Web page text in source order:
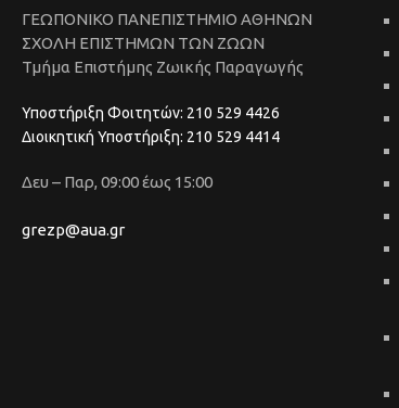
ΓΕΩΠΟΝΙΚΟ ΠΑΝΕΠΙΣΤΗΜΙΟ ΑΘΗΝΩΝ
ΣΧΟΛΗ ΕΠΙΣΤΗΜΩΝ ΤΩΝ ΖΩΩΝ
Τμήμα Επιστήμης Ζωικής Παραγωγής
Υποστήριξη Φοιτητών: 210 529 4426
Διοικητική Υποστήριξη: 210 529 4414
Δευ – Παρ, 09:00 έως 15:00
grezp@aua.gr